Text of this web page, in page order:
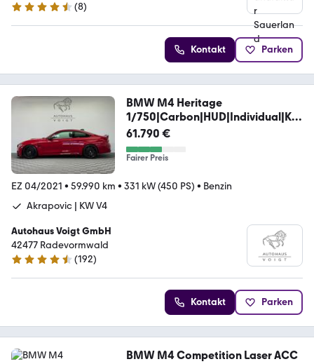
4.6 Sterne
(8)
Kontakt Parken
BMW M4 Heritage
1/750|Carbon|HUD|Individual|Ka
mera|
61.790 €
Fairer Preis
EZ 04/2021 • 59.990 km • 331 kW (450 PS) • Benzin
Akrapovic | KW V4
Autohaus Voigt GmbH
42477 Radevormwald
4.7 Sterne
(192)
Kontakt Parken
BMW M4 Competition Laser ACC